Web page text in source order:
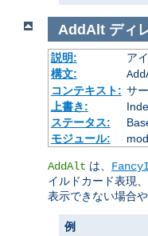
AddAlt ディ
説明:
ア
構文:
コンテキスト: サ
上書き:
ステータス:
モジュール:
AddAlt は、
イルドカード表現
表示できない場合
例